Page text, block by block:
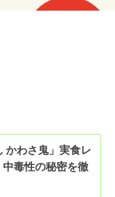
かわさ鬼」実食レ
毒性の秘密を徹